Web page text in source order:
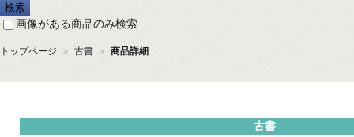
画像がある商品のみ検索
トップページ ＞ 古書 ＞ 商品詳細
古書